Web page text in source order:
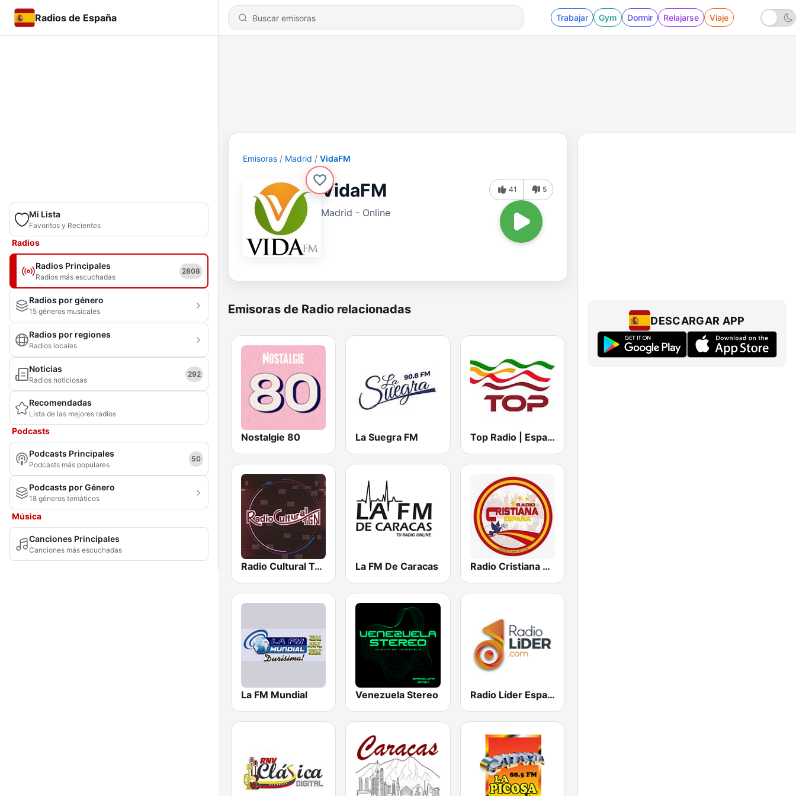
Radios de España Trabajar Gym Dormir Relajarse Viaje
Mi Lista
Favoritos y Recientes
Radios
Radios Principales
Radios más escuchadas
2808
Radios por género
15 géneros musicales
Radios por regiones
Radios locales
Noticias
Radios noticiosas
292
Recomendadas
Lista de las mejores radios
Podcasts
Podcasts Principales
Podcasts más populares
50
Podcasts por Género
18 géneros temáticos
Música
Canciones Principales
Canciones más escuchadas
Emisoras Madrid VidaFM
VidaFM
Madrid - Online
41 5
Emisoras de Radio relacionadas
Nostalgie 80 La Suegra FM Top Radio | España
Radio Cultural TGN La FM De Caracas Radio Cristiana España
La FM Mundial Venezuela Stereo Radio Líder España
DESCARGAR APP